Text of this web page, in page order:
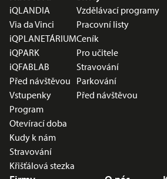
iQLANDIA
Via da Vinci
iQPLANETÁRIUM
iQPARK
iQFABLAB
Před návštěvou
Vstupenky
Program
Otevírací doba
Kudy k nám
Stravování
Křišťálová stezka
Vzdělávací programy
Pracovní listy
Ceník
Pro učitele
Stravování
Parkování
Před návštěvou